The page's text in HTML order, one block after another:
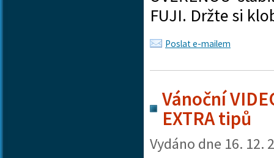
FUJI. Držte si
Poslat e-mailem
Vánoční
EXTRA tipů
Vydáno dne 16. 12.